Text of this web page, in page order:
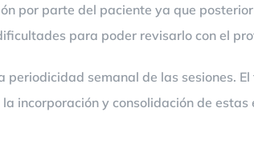
por parte del paciente ya que
para poder revisarlo con el
semanal de las sesiones.
incorporación y consolidación de